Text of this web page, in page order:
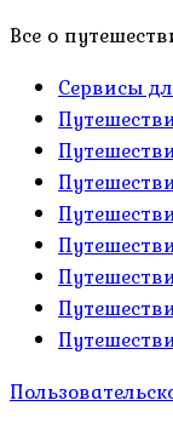
Все о
Сервисы